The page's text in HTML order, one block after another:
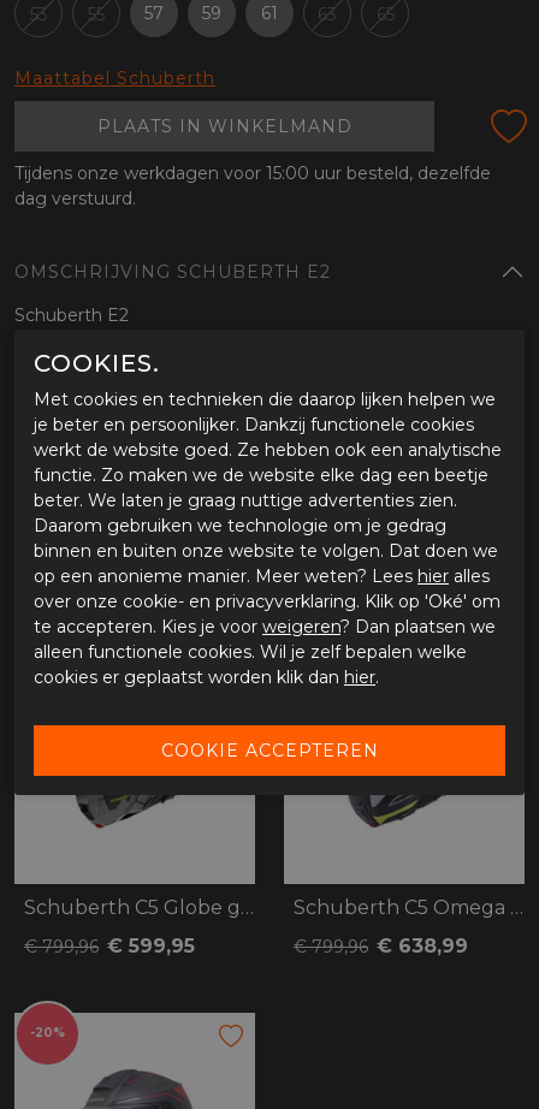
53 55 57 59 61 63 65
Maattabel Schuberth
PLAATS IN WINKELMAND
Tijdens onze werkdagen voor 15:00 uur besteld, dezelfde
dag verstuurd.
OMSCHRIJVING SCHUBERTH E2
Schuberth E2
Merk
Schuberth
Leveranciercode
130231057111
Categorie
Systeem helm
Materiaal buitenkant
Glasvezel
Bestelcode
ci2845904
GERELATEERDE PRODUCTEN
Schuberth C5 Globe grijs/zwart
€ 799,96 € 599,95
Schuberth C5 Omega zwart/geel
€ 799,96 € 638,99
-20%
COOKIES.
Met cookies en technieken die daarop lijken helpen we
je beter en persoonlijker. Dankzij functionele cookies
werkt de website goed. Ze hebben ook een analytische
functie. Zo maken we de website elke dag een beetje
beter. We laten je graag nuttige advertenties zien.
Daarom gebruiken we technologie om je gedrag
binnen en buiten onze website te volgen. Dat doen we
op een anonieme manier. Meer weten? Lees hier alles
over onze cookie- en privacyverklaring. Klik op 'Oké' om
te accepteren. Kies je voor weigeren? Dan plaatsen we
alleen functionele cookies. Wil je zelf bepalen welke
cookies er geplaatst worden klik dan hier.